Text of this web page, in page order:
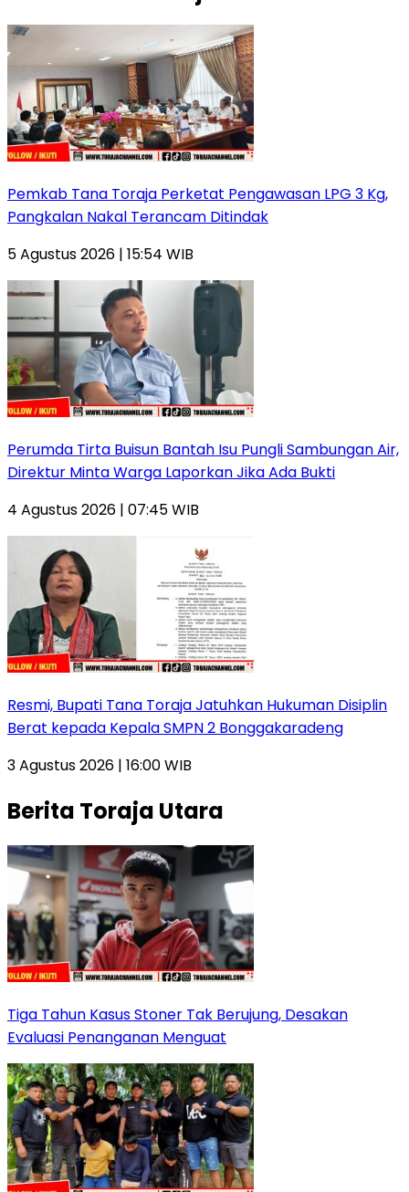
Pemkab Tana Toraja Perketat Pengawasan LPG 3 Kg,
Pangkalan Nakal Terancam Ditindak
5 Agustus 2026 | 15:54 WIB
Perumda Tirta Buisun Bantah Isu Pungli Sambungan Air,
Direktur Minta Warga Laporkan Jika Ada Bukti
4 Agustus 2026 | 07:45 WIB
Resmi, Bupati Tana Toraja Jatuhkan Hukuman Disiplin
Berat kepada Kepala SMPN 2 Bonggakaradeng
3 Agustus 2026 | 16:00 WIB
Berita Toraja Utara
Tiga Tahun Kasus Stoner Tak Berujung, Desakan
Evaluasi Penanganan Menguat